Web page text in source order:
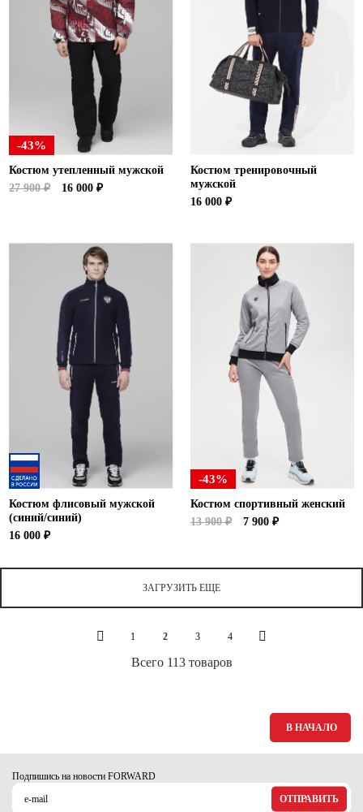
-43%
Костюм утепленный мужской
27 900 ₽
16 000 ₽
Костюм тренировочный
мужской
16 000 ₽
Костюм флисовый мужской
(синий/синий)
16 000 ₽
-43%
Костюм спортивный женский
13 900 ₽
7 900 ₽
ЗАГРУЗИТЬ ЕЩЕ
1 2 3 4
Всего 113 товаров
В НАЧАЛО
Подпишись на новости FORWARD
ОТПРАВИТЬ